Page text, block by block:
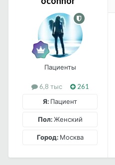
Пациенты
6,8 тыс
261
Я: Пациент
Пол:Женский
Город:Москва